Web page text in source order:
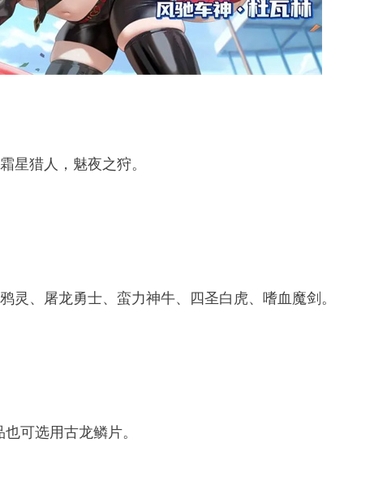
星猎人，魅夜之狩。
、屠龙勇士、蛮力神牛、四圣白虎、嗜血魔剑。
可选用古龙鳞片。